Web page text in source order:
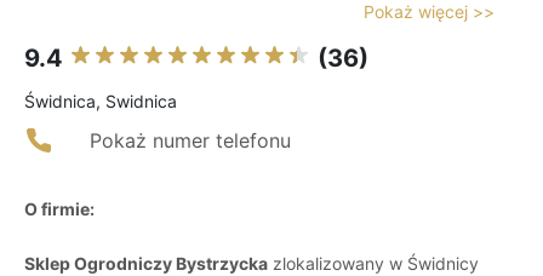
Pokaż więcej >>
9.4 (36)
Świdnica, Swidnica
Pokaż numer telefonu
O firmie:
Sklep Ogrodniczy Bystrzycka zlokalizowany w Świdnicy